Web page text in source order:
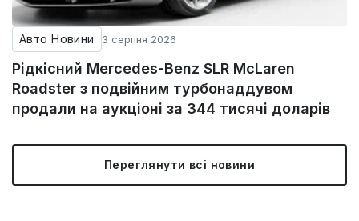
Авто Новини 3 серпня 2026
Рідкісний Mercedes-Benz SLR McLaren
Roadster з подвійним турбонаддувом
продали на аукціоні за 344 тисячі доларів
Переглянути всі новини